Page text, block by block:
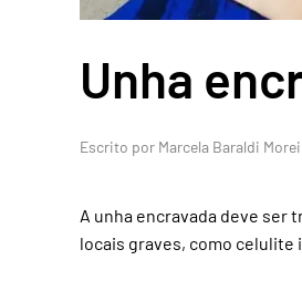
Unha
Escrito por Marcela Baraldi
A unha encravada deve ser
locais graves, como celulite